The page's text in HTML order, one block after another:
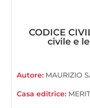
CODICE
civile e
Autore: MAURIZIO
Casa editrice: